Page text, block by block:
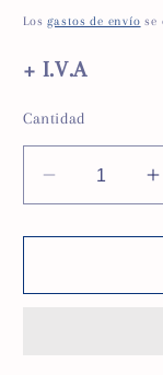
habitual
Losgastos de envío se
+ I.V.A
Cantidad
Reducir
cantidad
para